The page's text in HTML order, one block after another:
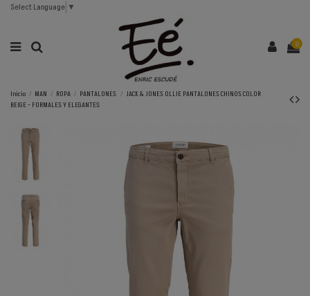
Select Language ▼
0
Inicio MAN ROPA PANTALONES
JACK & JONES OLLIE PANTALONES CHINOS COLOR
BEIGE - FORMALES Y ELEGANTES